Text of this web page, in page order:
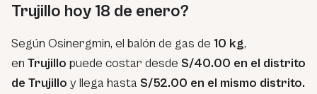
Trujillo hoy 18 de enero?
Según Osinergmin, el balón de gas de 10 kg,
en Trujillo puede costar desde S/40.00 en el distrito
de Trujillo y llega hasta S/52.00 en el mismo distrito.